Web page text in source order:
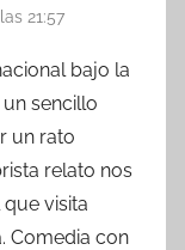
21:57
bajo la
sencillo
un rato
relato nos
visita
Comedia con